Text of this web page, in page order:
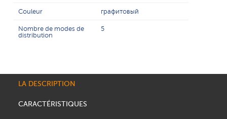
Couleur графитовый
Nombre de modes de
distribution
5
LA DESCRIPTION
CARACTÉRISTIQUES